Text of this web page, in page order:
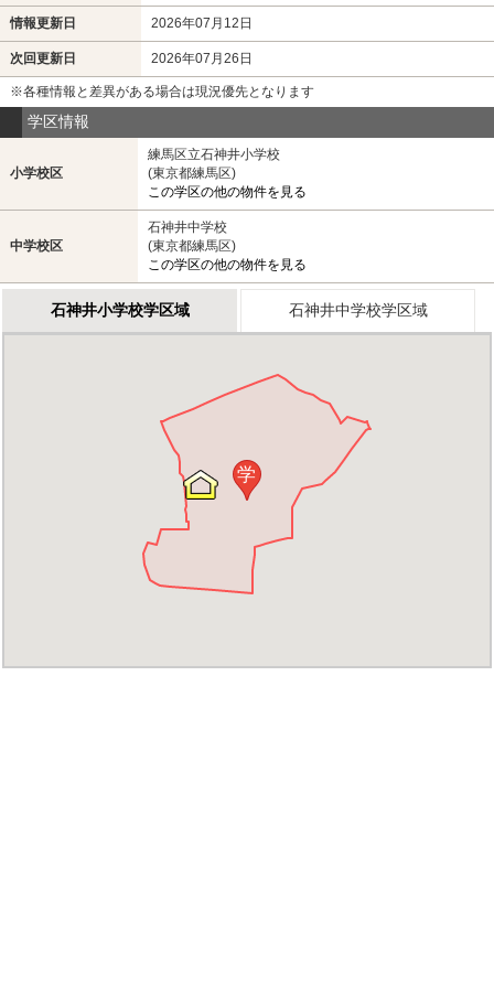
情報更新日 2026年07月12日
次回更新日 2026年07月26日
※各種情報と差異がある場合は現況優先となります
学区情報
小学校区
練馬区立石神井小学校
(東京都練馬区)
この学区の他の物件を見る
中学校区
石神井中学校
(東京都練馬区)
この学区の他の物件を見る
石神井小学校学区域 石神井中学校学区域
学